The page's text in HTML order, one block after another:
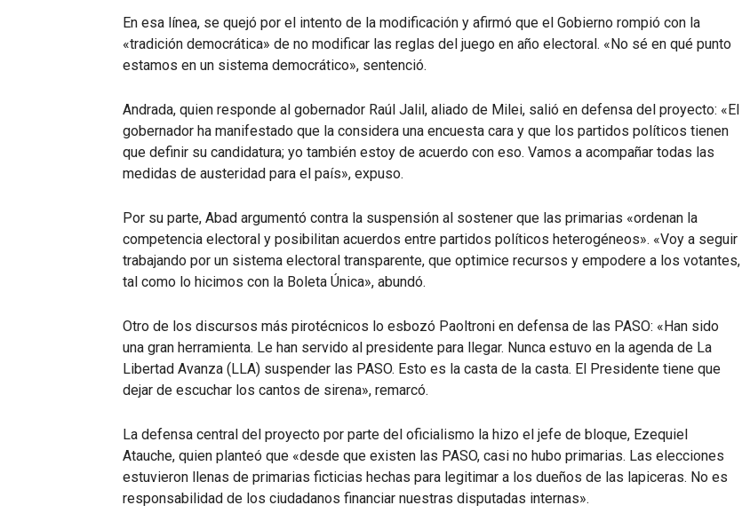
En esa línea, se quejó por el intento de la modificación y afirmó que el Gobierno rompió con la
«tradición democrática» de no modificar las reglas del juego en año electoral. «No sé en qué punto
estamos en un sistema democrático», sentenció.
Andrada, quien responde al gobernador Raúl Jalil, aliado de Milei, salió en defensa del proyecto: «El
gobernador ha manifestado que la considera una encuesta cara y que los partidos políticos tienen
que definir su candidatura; yo también estoy de acuerdo con eso. Vamos a acompañar todas las
medidas de austeridad para el país», expuso.
Por su parte, Abad argumentó contra la suspensión al sostener que las primarias «ordenan la
competencia electoral y posibilitan acuerdos entre partidos políticos heterogéneos». «Voy a seguir
trabajando por un sistema electoral transparente, que optimice recursos y empodere a los votantes,
tal como lo hicimos con la Boleta Única», abundó.
Otro de los discursos más pirotécnicos lo esbozó Paoltroni en defensa de las PASO: «Han sido
una gran herramienta. Le han servido al presidente para llegar. Nunca estuvo en la agenda de La
Libertad Avanza (LLA) suspender las PASO. Esto es la casta de la casta. El Presidente tiene que
dejar de escuchar los cantos de sirena», remarcó.
La defensa central del proyecto por parte del oficialismo la hizo el jefe de bloque, Ezequiel
Atauche, quien planteó que «desde que existen las PASO, casi no hubo primarias. Las elecciones
estuvieron llenas de primarias ficticias hechas para legitimar a los dueños de las lapiceras. No es
responsabilidad de los ciudadanos financiar nuestras disputadas internas».